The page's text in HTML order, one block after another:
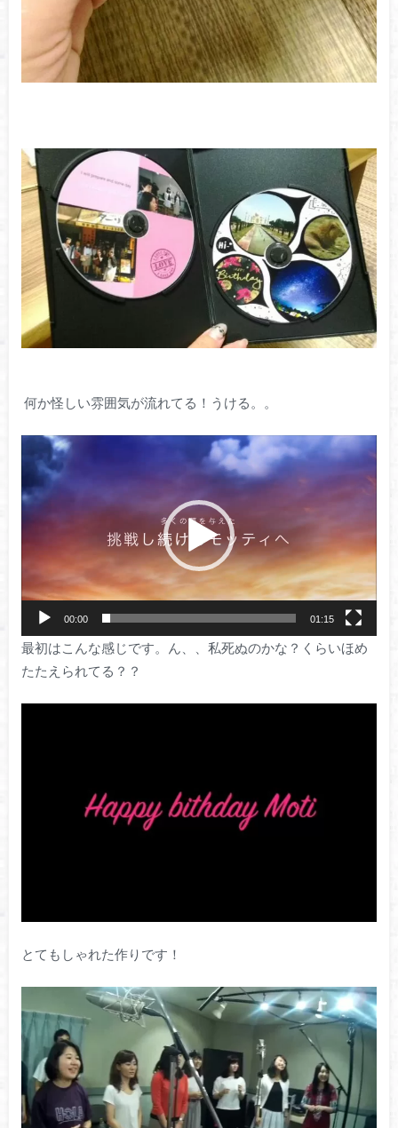
何か怪しい雰囲気が流れてる！うける。。
動
画
プ
レ
ー
ヤ
00:00 01:15
最初はこんな感じです。ん、、私死ぬのかな？くらいほめ
たたえられてる？？
とてもしゃれた作りです！